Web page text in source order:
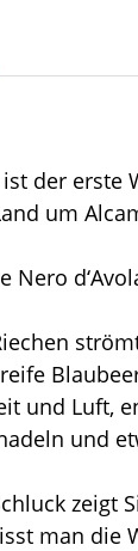
der erste
um
Nero
und Luft,
und
zeigt
man die